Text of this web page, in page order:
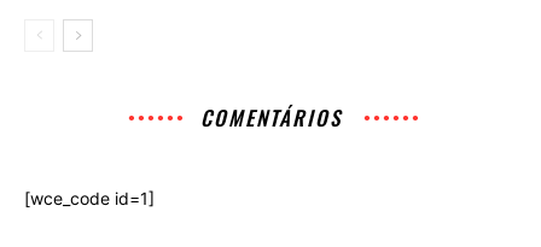
COMENTÁRIOS
[wce_code id=1]